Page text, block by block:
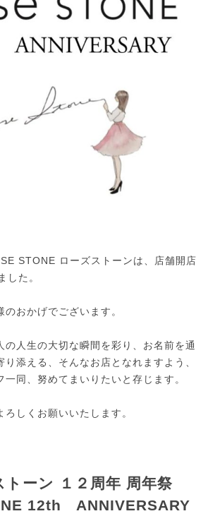
STONE ローズストーンは、店舗開店
した。
おかげでございます。
の人生の大切な瞬間を彩り、お名前を通
り添える、そんなお店となれますよう、
一同、努めてまいりたいと存じます。
しくお願いいたします。
トーン １２周年 周年祭
12th ANNIVERSARY